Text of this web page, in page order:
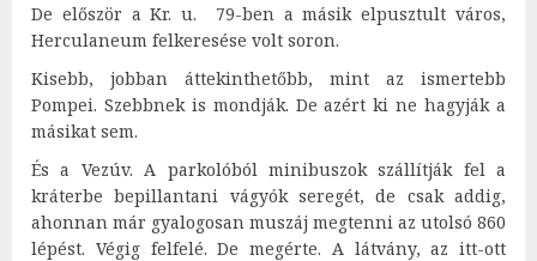
De először a Kr. u. 79-ben a másik elpusztult város,
Herculaneum felkeresése volt soron.
Kisebb, jobban áttekinthetőbb, mint az ismertebb
Pompei. Szebbnek is mondják. De azért ki ne hagyják a
másikat sem.
És a Vezúv. A parkolóból minibuszok szállítják fel a
kráterbe bepillantani vágyók seregét, de csak addig,
ahonnan már gyalogosan muszáj megtenni az utolsó 860
lépést. Végig felfelé. De megérte. A látvány, az itt-ott